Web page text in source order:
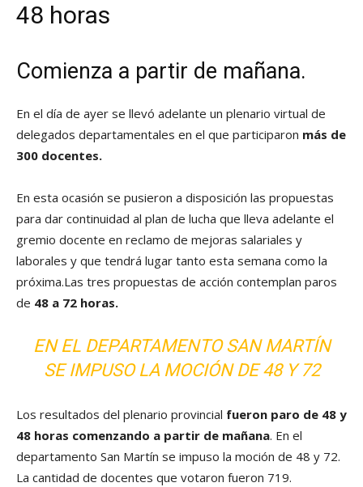
48 horas
Comienza a partir de mañana.
En el día de ayer se llevó adelante un plenario virtual de
delegados departamentales en el que participaron más de
300 docentes.
En esta ocasión se pusieron a disposición las propuestas
para dar continuidad al plan de lucha que lleva adelante el
gremio docente en reclamo de mejoras salariales y
laborales y que tendrá lugar tanto esta semana como la
próxima.Las tres propuestas de acción contemplan paros
de 48 a 72 horas.
EN EL DEPARTAMENTO SAN MARTÍN
SE IMPUSO LA MOCIÓN DE 48 Y 72
Los resultados del plenario provincial fueron paro de 48 y
48 horas comenzando a partir de mañana. En el
departamento San Martín se impuso la moción de 48 y 72.
La cantidad de docentes que votaron fueron 719.